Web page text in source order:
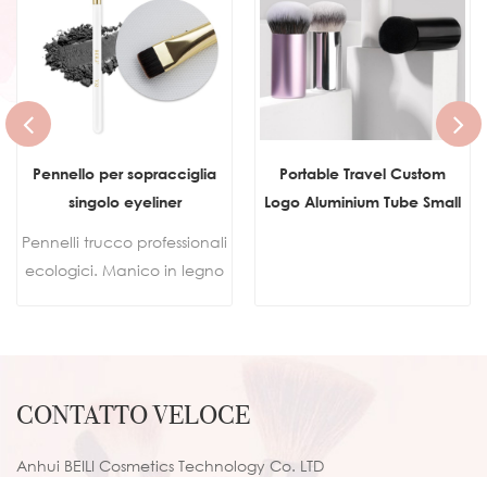
Pennello per sopracciglia
singolo eyeliner
Pennelli trucco professionali
ecologici. Manico in legno
Portable Travel Custom
Logo Aluminium Tube Small
CONTATTO VELOCE
Anhui BEILI Cosmetics Technology Co. LTD